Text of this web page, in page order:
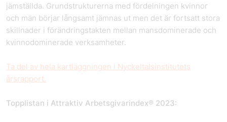
jämställda. Grundstrukturerna med fördelningen kvinnor
och män börjar långsamt jämnas ut men det är fortsatt stora
skillnader i förändringstakten mellan mansdominerade och
kvinnodominerade verksamheter.
Ta del av hela kartläggningen i Nyckeltalsinstitutets
årsrapport.
Topplistan i Attraktiv Arbetsgivarindex® 2023: